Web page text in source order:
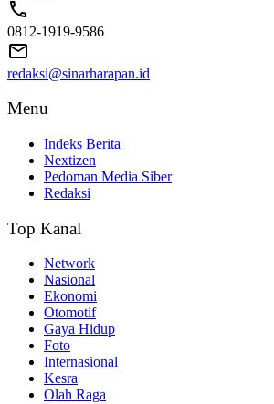
0812-1919-9586
redaksi@sinarharapan.id
Menu
Indeks Berita
Nextizen
Pedoman Media Siber
Redaksi
Top Kanal
Network
Nasional
Ekonomi
Otomotif
Gaya Hidup
Foto
Internasional
Kesra
Olah Raga